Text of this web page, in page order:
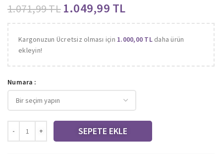
1.071,99TL 1.049,99 TL
Kargonuzun Ücretsiz olması için 1.000,00 TLdaha ürün
ekleyin!
Numara
SEPETE EKLE